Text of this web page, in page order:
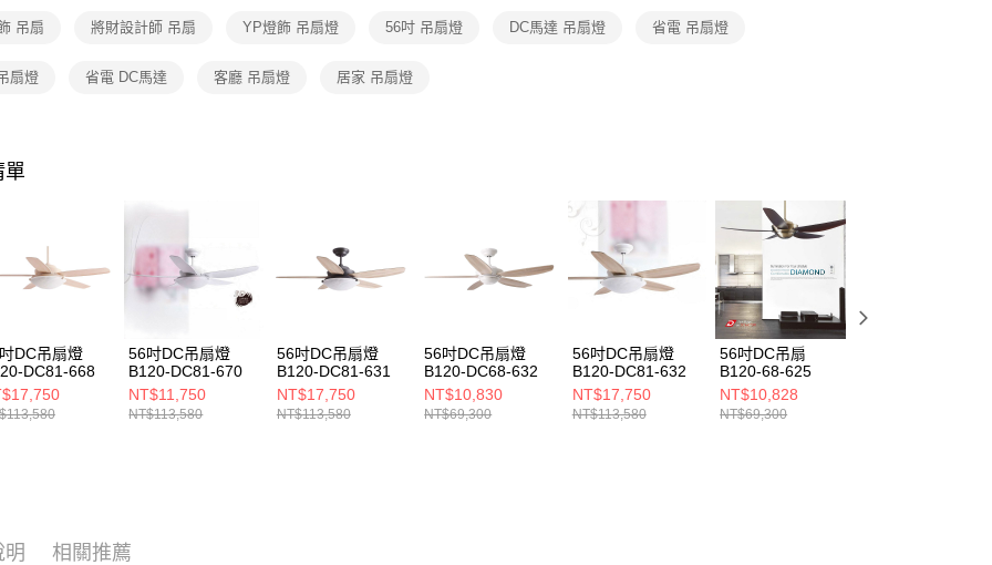
先享後付繳納相關費用。
２．關於個人資料處理事宜，請瀏覽以下網址：
https://aftee.tw/terms/#terms3
３．未成年的使用者請事先徵得法定代理人或監護人之同意方可使用
「AFTEE先享後付」，若未經同意申辦者引起之損失，本公司不負相關責
任。
４．使用「AFTEE先享後付」時，將依據個別帳號之用戶狀況，依本公司
即時審查核予不同之上限額度；若仍有額度不足之情形，本公司將視審查
５．嚴禁一人註冊多個帳號或使用他人資訊註冊。若發現惡意使用之情
形，恩沛科技股份有限公司將有權停止該用戶之使用額度並採取法律行
動。
吊扇 將財設計師 吊扇 YP燈飾 吊扇燈 56吋 吊扇燈 DC馬達 吊扇燈 省電 吊扇燈
扇燈 省電 DC馬達 客廳 吊扇燈 居家 吊扇燈
單
DC吊扇燈
DC81-668
56吋DC吊扇燈
B120-DC81-670
NT$11,750
NT$113,580
56吋DC吊扇燈
B120-DC81-631
NT$17,750
NT$113,580
56吋DC吊扇燈
B120-DC68-632
NT$10,830
NT$69,300
56吋DC吊扇燈
B120-DC81-632
NT$17,750
NT$113,580
56吋DC吊扇
B120-68-625
NT$10,828
NT$69,300
明 相關推薦